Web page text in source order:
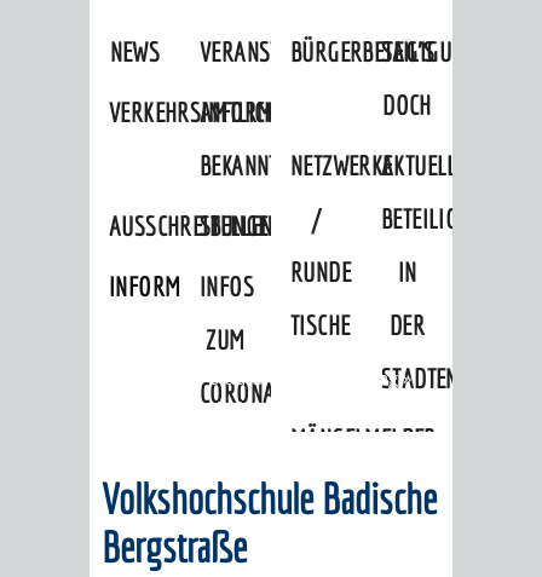
NEWS
VERANSTALTUNGSKALENDER
VERKEHRSINFORMATIONEN
AMTLICHE
BEKANNTMACHUNGEN
AUSSCHREIBUNGEN
INFORMATIONSPFLICHTEN
STELLENANGEBOTE
INFOS
ZUM
CORONAVIRUS
ZUR
UKRAINE
BÜRGERBETEILIGUNG
SAG'S
DOCH
NETZWERKE
/
RUNDE
TISCHE
AKTUELLE
BETEILIGUNGEN
IN
DER
MÄNGELMELDER
UNSERE STADT
»Stadtthemen Bildung»
Volkshochschule
Volkshochschule Badische
Bergstraße